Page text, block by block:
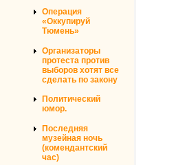
Операция
«Оккупируй
Тюмень»
Организаторы
протеста против
выборов хотят все
сделать по закону
Политический
юмор.
Последняя
музейная ночь
(комендантский
час)